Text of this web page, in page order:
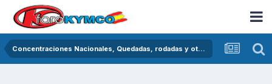
Concentraciones Nacionales, Quedadas, rodadas y otras crónicas del asfalto